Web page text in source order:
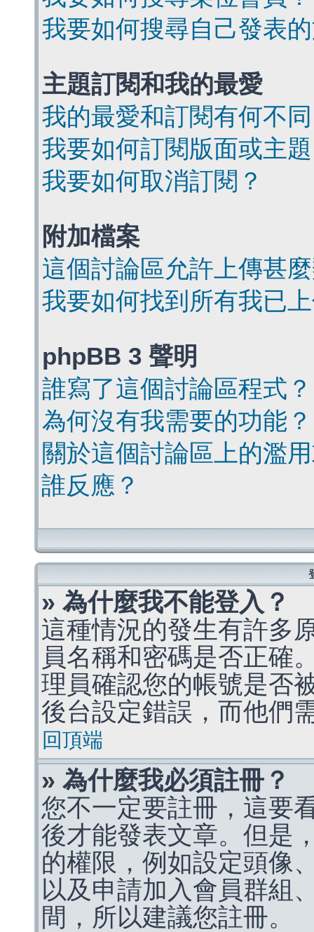
我要如何搜尋自己發表
主題訂閱和我的最愛
我的最愛和訂閱有何不
我要如何訂閱版面或主
我要如何取消訂閱？
附加檔案
這個討論區允許上傳甚
我要如何找到所有我已
phpBB 3 聲明
誰寫了這個討論區程式？
為何沒有我需要的功能？
關於這個討論區上的濫
誰反應？
» 為什麼我不能登入？
這種情況的發生有許多
員名稱和密碼是否正確
理員確認您的帳號是否
後台設定錯誤，而他們
回頂端
» 為什麼我必須註冊？
您不一定要註冊，這要
後才能發表文章。但是
的權限，例如設定頭像
以及申請加入會員群組
間，所以建議您註冊。